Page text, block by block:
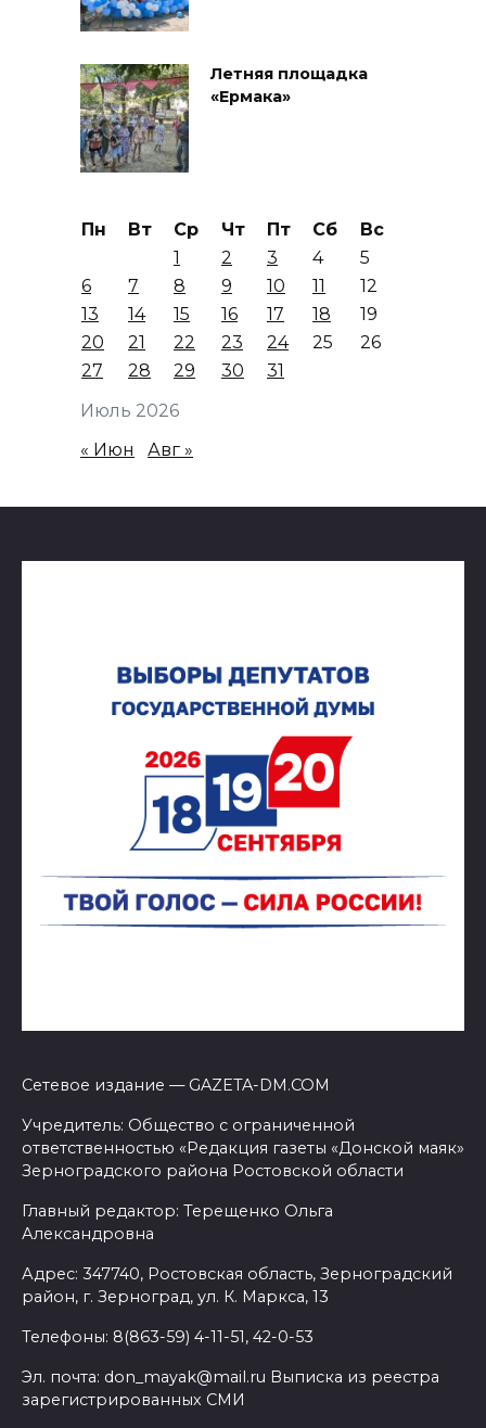
Летняя площадка
«Ермака»
Июль 2026
Пн Вт Ср Чт Пт Сб
Вс
1
2 3 4
5
6
7 8 9 10 11
12
13
14 15 16 17 18
19
20
21 22 23 24 25
26
27
28 29 30 31
« Июн Авг »
Сетевое издание — GAZETA-DM.COM
Учредитель: Общество с ограниченной
ответственностью «Редакция газеты «Донской маяк»
Зерноградского района Ростовской области
Главный редактор: Терещенко Ольга
Александровна
Адрес: 347740, Ростовская область, Зерноградский
район, г. Зерноград, ул. К. Маркса, 13
Телефоны: 8(863-59) 4-11-51, 42-0-53
Эл. почта: don_mayak@mail.ru Выписка из реестра
зарегистрированных СМИ